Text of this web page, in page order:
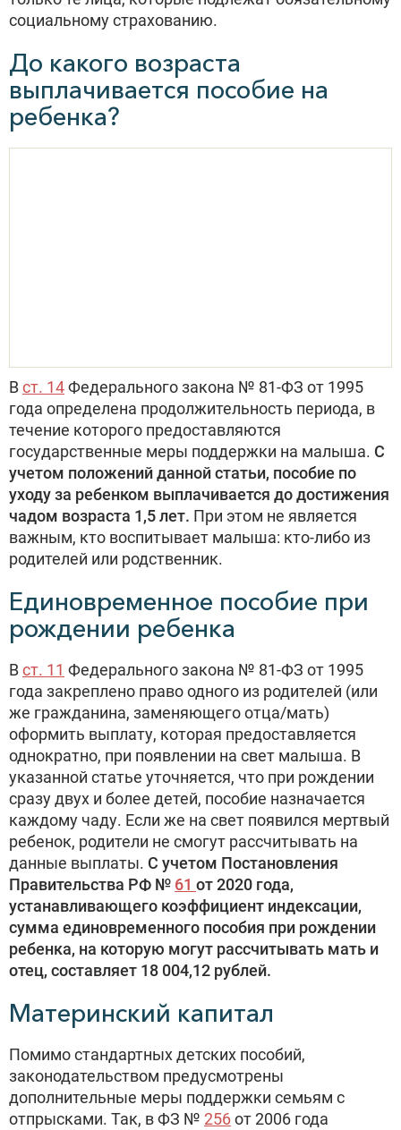
социальному страхованию.
До какого возраста
выплачивается пособие на
ребенка?
Вст. 14Федерального закона № 81-ФЗ от 1995
года определена продолжительность периода, в
течение которого предоставляются
государственные меры поддержки на малыша. С
учетом положений данной статьи, пособие по
уходу за ребенком выплачивается до достижения
чадом возраста 1,5 лет. При этом не является
важным, кто воспитывает малыша: кто-либо из
родителей или родственник.
Единовременное пособие при
рождении ребенка
Вст. 11 Федерального закона № 81-ФЗ от 1995
года закреплено право одного из родителей (или
же гражданина, заменяющего отца/мать)
оформить выплату, которая предоставляется
однократно, при появлении на свет малыша. В
указанной статье уточняется, что при рождении
сразу двух и более детей, пособие назначается
каждому чаду. Если же на свет появился мертвый
ребенок, родители не смогут рассчитывать на
данные выплаты. С учетом Постановления
Правительства РФ № 61 от 2020 года,
устанавливающего коэффициент индексации,
сумма единовременного пособия при рождении
ребенка, на которую могут рассчитывать мать и
отец, составляет 18 004,12 рублей.
Материнский капитал
Помимо стандартных детских пособий,
законодательством предусмотрены
дополнительные меры поддержки семьям с
отпрысками. Так, в ФЗ № 256от 2006 года